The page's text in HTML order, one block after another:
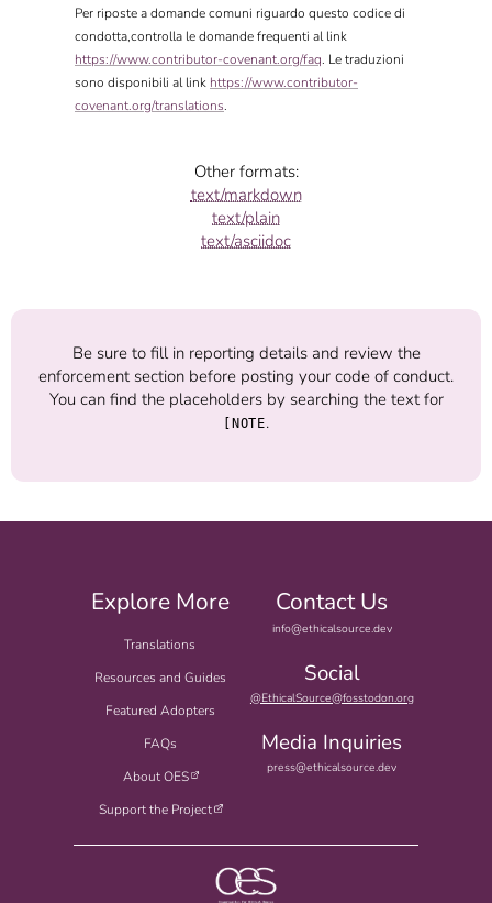
Per riposte a domande comuni riguardo questo codice di
condotta,controlla le domande frequenti al link
https://www.contributor-covenant.org/faq. Le traduzioni
sono disponibili al link https://www.contributor-
covenant.org/translations.
Other formats:
text/markdown
text/plain
text/asciidoc
Be sure to fill in reporting details and review the
enforcement section before posting your code of conduct.
You can find the placeholders by searching the text for
[NOTE.
Explore More
Translations
Resources and Guides
Featured Adopters
FAQs
About OES
Support the Project
Contact Us
info@ethicalsource.dev
Social
@EthicalSource@fosstodon.org
Media Inquiries
press@ethicalsource.dev